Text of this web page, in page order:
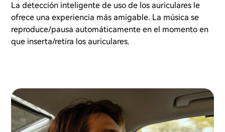
La detección inteligente de uso de los auriculares le
ofrece una experiencia más amigable. La música se
reproduce/pausa automáticamente en el momento en
que inserta/retira los auriculares.